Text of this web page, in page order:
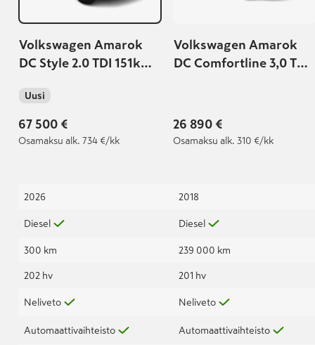
Volkswagen Amarok
DC Style 2.0 TDI 151kW
Korko 2,49%+kulut |
Uusi
67 500 €
Osamaksu alk. 734 €/kk
2026
Diesel
300 km
202 hv
Neliveto
Automaattivaihteisto
Volkswagen Amarok
DC Comfortline 3,0 TDI
pakettiauto
26 890 €
Osamaksu alk. 310 €/kk
2018
Diesel
239 000 km
201 hv
Neliveto
Automaattivaihteisto